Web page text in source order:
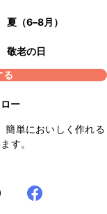
夏（6–8月）
敬老の日
る
ー
簡単においしく作れる
す。